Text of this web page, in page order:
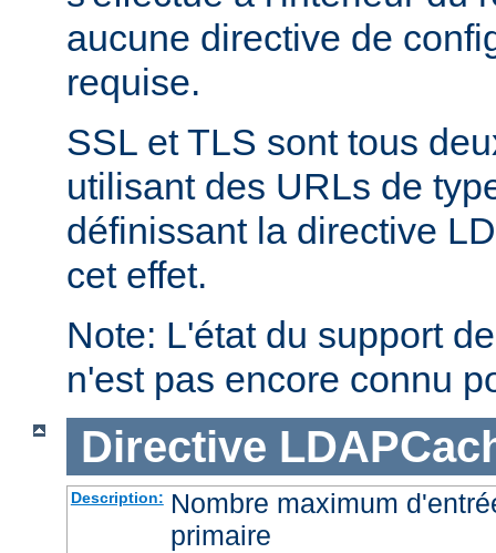
aucune directive de
requise.
SSL et TLS sont tous
utilisant des URLs de
définissant la directive
cet effet.
Note: L'état du support
n'est pas encore connu
Directive
Description: Nombre maximum
primaire